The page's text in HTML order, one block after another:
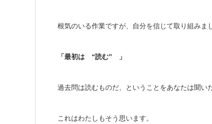
根気のいる作業ですが、自分を信じて取り組みま
「最初は “読む” 」
過去問は読むものだ、ということをあなたは聞い
これはわたしもそう思います。